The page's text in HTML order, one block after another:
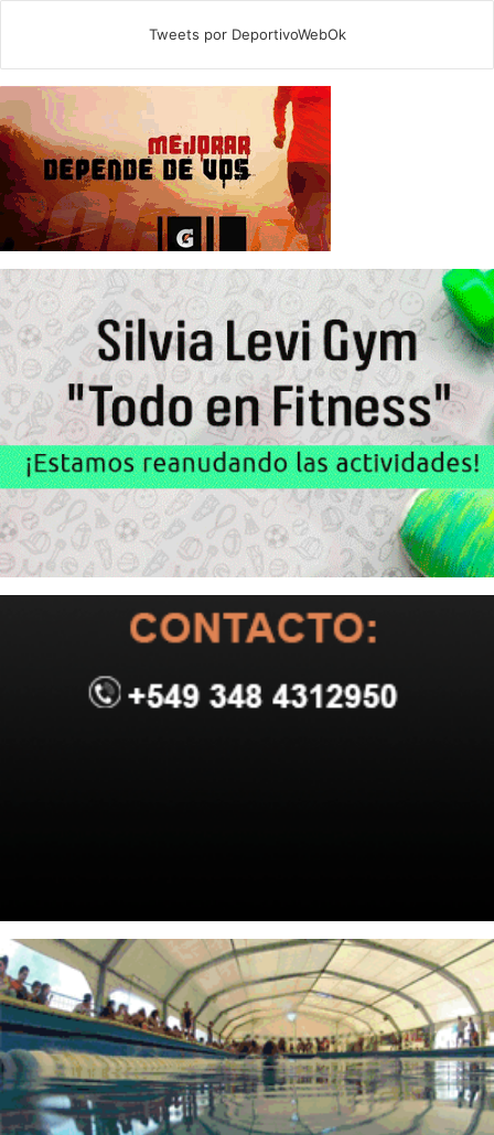
Tweets por DeportivoWebOk